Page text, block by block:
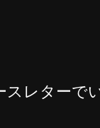
スレターで